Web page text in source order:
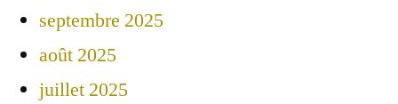
septembre 2025
août 2025
juillet 2025